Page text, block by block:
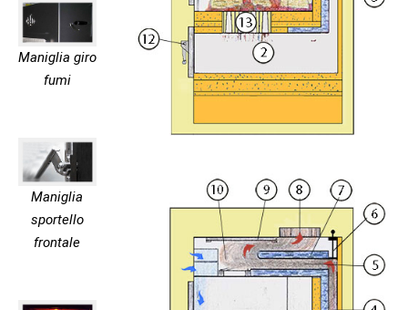
Maniglia giro
fumi
Maniglia
sportello
frontale